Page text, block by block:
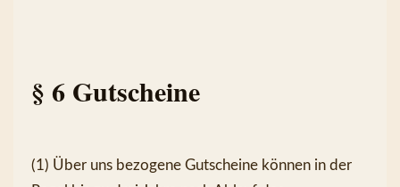
§ 6 Gutscheine
(1) Über uns bezogene Gutscheine können in der